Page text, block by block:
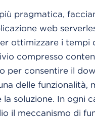
pragmatica,
web
ottimizzare i
compresso
per consentire il
delle
soluzione. In ogni
il meccanismo di